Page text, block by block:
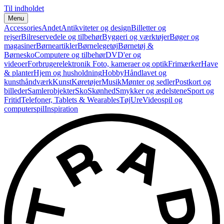
Til indholdet
Menu
AccessoriesAndetAntikviteter og designBilletter og
rejserBilreservedele og tilbehørByggeri og værktøjerBøger og
magasinerBørneartiklerBørnelegetøjBørnetøj &
BørneskoComputere og tilbehørDVD'er og
videoerForbrugerelektronik Foto, kameraer og optikFrimærkerHave
& planterHjem og husholdningHobbyHåndlavet og
kunsthåndværkKunstKøretøjerMusikMønter og sedlerPostkort og
billederSamlerobjekterSkoSkønhedSmykker og ædelsteneSport og
FritidTelefoner, Tablets & WearablesTøjUreVideospil og
computerspilInspiration